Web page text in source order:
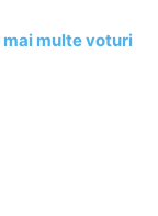
mai multe voturi